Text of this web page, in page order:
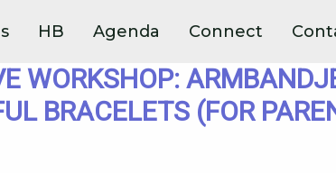
HB Agenda Connect
WORKSHOP:
BRACELETS (FOR